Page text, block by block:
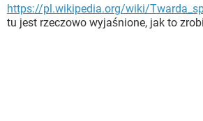
https://pl.wikipedia.org/wiki/
tu jest rzeczowo wyjaśnione, jak to